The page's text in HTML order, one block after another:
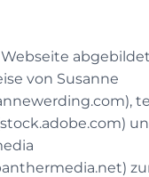
Webseite
von Susanne